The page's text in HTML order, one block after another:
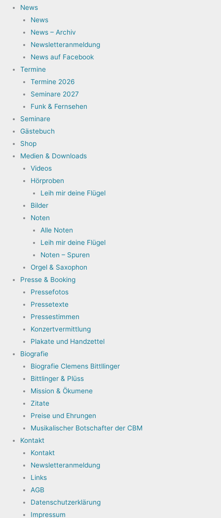
News
News
News – Archiv
Newsletteranmeldung
News auf Facebook
Termine
Termine 2026
Seminare 2027
Funk & Fernsehen
Seminare
Gästebuch
Shop
Medien & Downloads
Videos
Hörproben
Leih mir deine Flügel
Bilder
Noten
Alle Noten
Leih mir deine Flügel
Noten – Spuren
Orgel & Saxophon
Presse & Booking
Pressefotos
Pressetexte
Pressestimmen
Konzertvermittlung
Plakate und Handzettel
Biografie
Biografie Clemens Bittllinger
Bittlinger & Plüss
Mission & Ökumene
Zitate
Preise und Ehrungen
Musikalischer Botschafter der CBM
Kontakt
Kontakt
Newsletteranmeldung
Links
AGB
Datenschutzerklärung
Impressum